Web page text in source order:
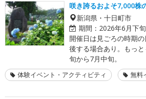
咲き誇るおよそ7,000株
新潟県・十日町市
期間： 2026年6月下
開催日は見ごろの時期
後する場合あり。もっ
旬から7月中旬。
体験イベント・アクティビティ 無料